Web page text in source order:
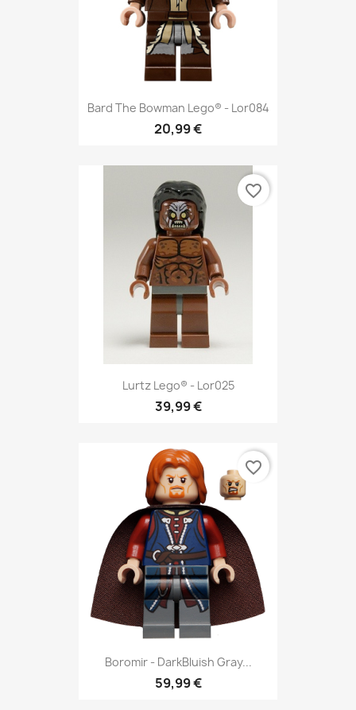
Bard The Bowman Lego® - Lor084
20,99 €
Lurtz Lego® - Lor025
39,99 €
favorite_border
Boromir - DarkBluish Gray...
59,99 €
favorite_border